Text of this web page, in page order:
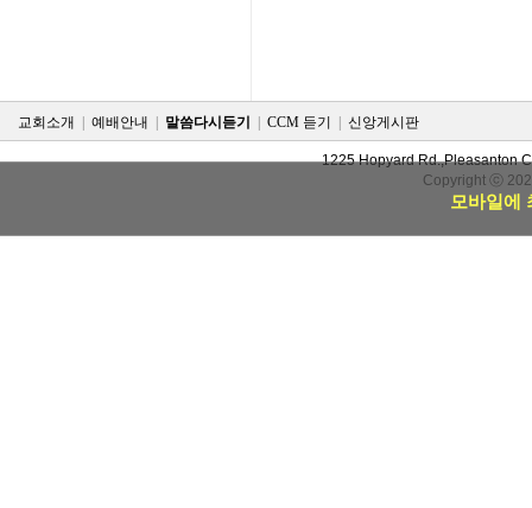
교회소개 예배안내 말씀다시듣기 CCM 듣기 신앙게시판
1225 Hopyard Rd.,Pleasanton
Copyright ⓒ
모바일에